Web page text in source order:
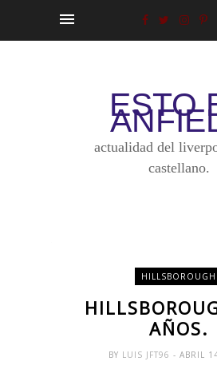
ESTO
actualidad del
castellano.
HILLSBOROUGH
AÑOS.
BY LUIS JFT96- ABRIL